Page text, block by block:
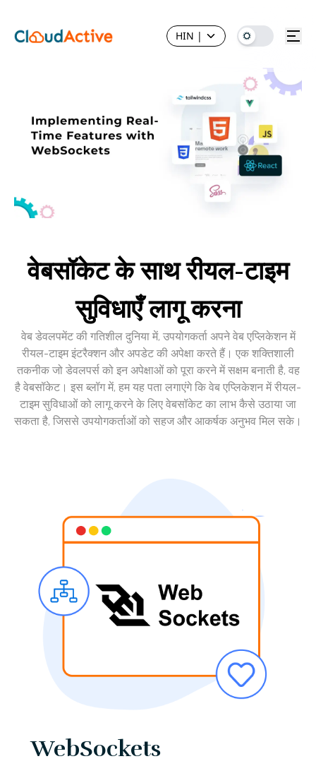
HIN |
वेबसॉकेट के साथ रीयल-टाइम
सुविधाएँ लागू करना
वेब डेवलपमेंट की गतिशील दुनिया में, उपयोगकर्ता अपने वेब एप्लिकेशन में
रीयल-टाइम इंटरैक्शन और अपडेट की अपेक्षा करते हैं। एक शक्तिशाली
तकनीक जो डेवलपर्स को इन अपेक्षाओं को पूरा करने में सक्षम बनाती है, वह
है वेबसॉकेट। इस ब्लॉग में, हम यह पता लगाएंगे कि वेब एप्लिकेशन में रीयल-
टाइम सुविधाओं को लागू करने के लिए वेबसॉकेट का लाभ कैसे उठाया जा
सकता है, जिससे उपयोगकर्ताओं को सहज और आकर्षक अनुभव मिल सके।
WebSockets